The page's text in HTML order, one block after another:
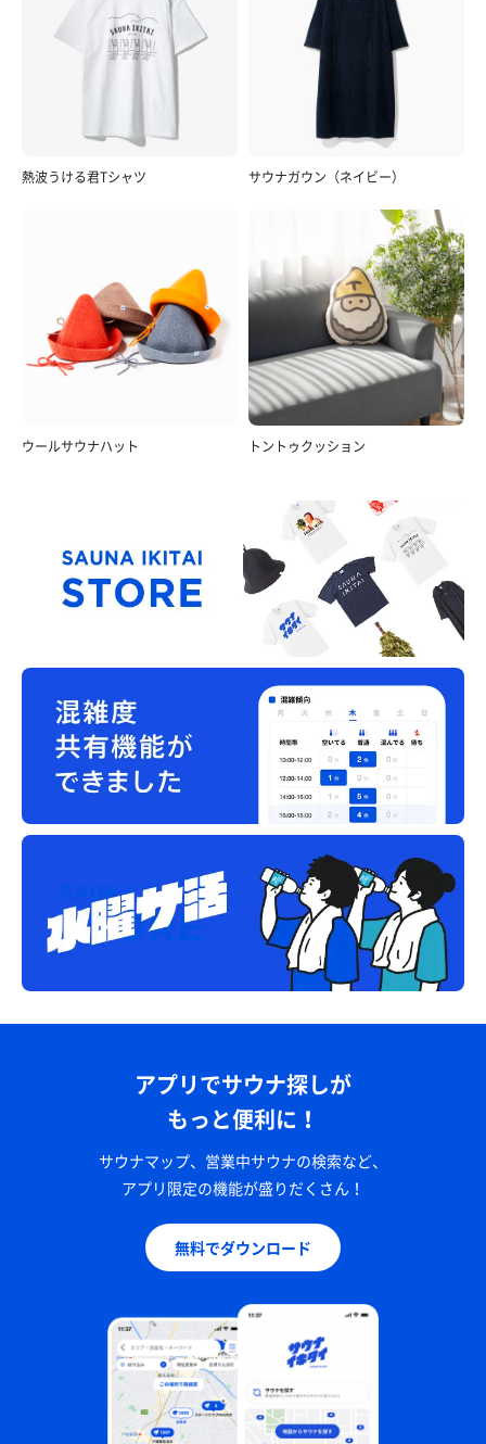
熱波うける君Tシャツ サウナガウン（ネイビー）
ウールサウナハット トントゥクッション
アプリでサウナ探しが
もっと便利に！
サウナマップ、営業中サウナの検索など、
アプリ限定の機能が盛りだくさん！
無料でダウンロード